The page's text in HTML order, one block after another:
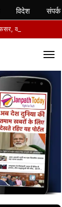
विदेश संपर्क